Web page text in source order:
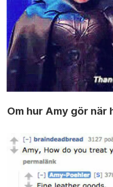
Om hur Amy gör när